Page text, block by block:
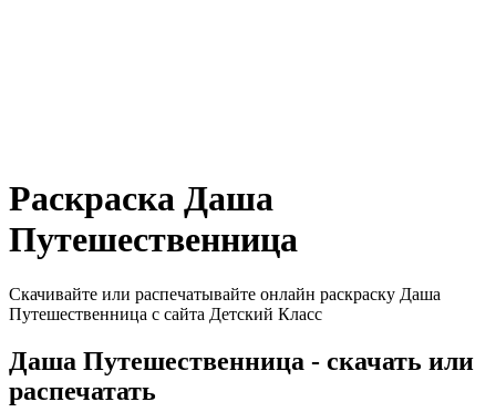
Раскраска Даша
Путешественница
Скачивайте или распечатывайте онлайн раскраску Даша
Путешественница с сайта Детский Класс
Даша Путешественница - скачать или
распечатать